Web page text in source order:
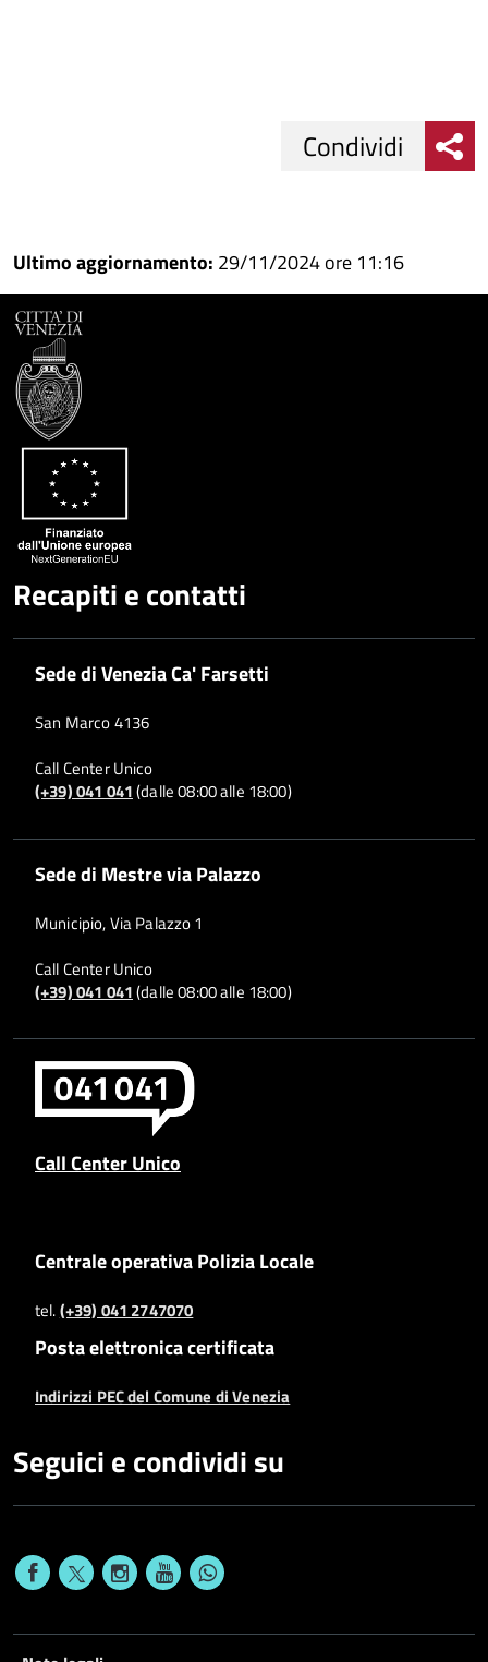
su
Facebook
Condividi
su
Condividi
Condividi
Ultimo aggiornamento: 29/11/2024 ore 11:16
Recapiti e contatti
Sede di Venezia Ca' Farsetti
San Marco 4136
Call Center Unico
(+39) 041 041(dalle 08:00 alle 18:00)
Sede di Mestre via Palazzo
Municipio, Via Palazzo 1
Call Center Unico
(+39) 041 041(dalle 08:00 alle 18:00)
Call Center Unico
Centrale operativa Polizia Locale
tel.(+39) 041 2747070
Posta elettronica certificata
Indirizzi PEC del Comune di Venezia
Seguici e condividi su